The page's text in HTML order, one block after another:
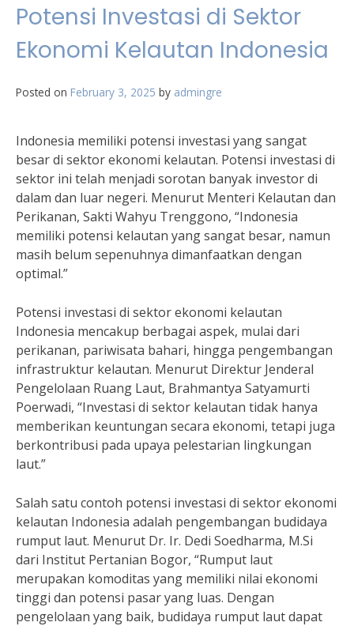
Potensi Investasi di Sektor
Ekonomi Kelautan Indonesia
Posted on February 3, 2025 by admingre
Indonesia memiliki potensi investasi yang sangat
besar di sektor ekonomi kelautan. Potensi investasi di
sektor ini telah menjadi sorotan banyak investor di
dalam dan luar negeri. Menurut Menteri Kelautan dan
Perikanan, Sakti Wahyu Trenggono, “Indonesia
memiliki potensi kelautan yang sangat besar, namun
masih belum sepenuhnya dimanfaatkan dengan
optimal.”
Potensi investasi di sektor ekonomi kelautan
Indonesia mencakup berbagai aspek, mulai dari
perikanan, pariwisata bahari, hingga pengembangan
infrastruktur kelautan. Menurut Direktur Jenderal
Pengelolaan Ruang Laut, Brahmantya Satyamurti
Poerwadi, “Investasi di sektor kelautan tidak hanya
memberikan keuntungan secara ekonomi, tetapi juga
berkontribusi pada upaya pelestarian lingkungan
laut.”
Salah satu contoh potensi investasi di sektor ekonomi
kelautan Indonesia adalah pengembangan budidaya
rumput laut. Menurut Dr. Ir. Dedi Soedharma, M.Si
dari Institut Pertanian Bogor, “Rumput laut
merupakan komoditas yang memiliki nilai ekonomi
tinggi dan potensi pasar yang luas. Dengan
pengelolaan yang baik, budidaya rumput laut dapat